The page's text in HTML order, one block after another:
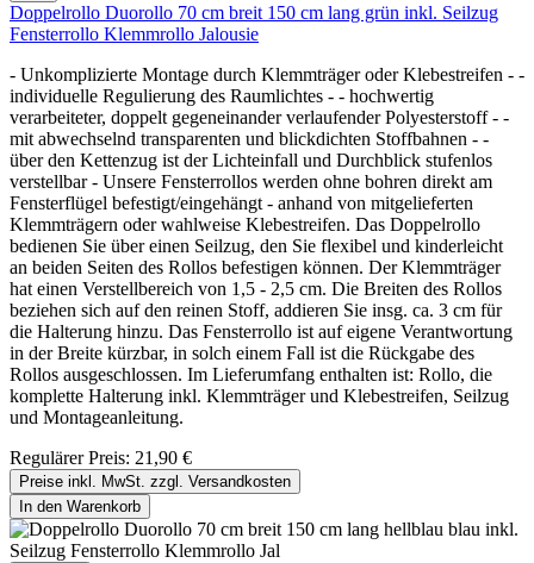
Doppelrollo Duorollo 70 cm breit 150 cm lang grün inkl. Seilzug
Fensterrollo Klemmrollo Jalousie
- Unkomplizierte Montage durch Klemmträger oder Klebestreifen - -
individuelle Regulierung des Raumlichtes - - hochwertig
verarbeiteter, doppelt gegeneinander verlaufender Polyesterstoff - -
mit abwechselnd transparenten und blickdichten Stoffbahnen - -
über den Kettenzug ist der Lichteinfall und Durchblick stufenlos
verstellbar - Unsere Fensterrollos werden ohne bohren direkt am
Fensterflügel befestigt/eingehängt - anhand von mitgelieferten
Klemmträgern oder wahlweise Klebestreifen. Das Doppelrollo
bedienen Sie über einen Seilzug, den Sie flexibel und kinderleicht
an beiden Seiten des Rollos befestigen können. Der Klemmträger
hat einen Verstellbereich von 1,5 - 2,5 cm. Die Breiten des Rollos
beziehen sich auf den reinen Stoff, addieren Sie insg. ca. 3 cm für
die Halterung hinzu. Das Fensterrollo ist auf eigene Verantwortung
in der Breite kürzbar, in solch einem Fall ist die Rückgabe des
Rollos ausgeschlossen. Im Lieferumfang enthalten ist: Rollo, die
komplette Halterung inkl. Klemmträger und Klebestreifen, Seilzug
und Montageanleitung.
Regulärer Preis: 21,90 €
Preise inkl. MwSt. zzgl. Versandkosten
In den Warenkorb